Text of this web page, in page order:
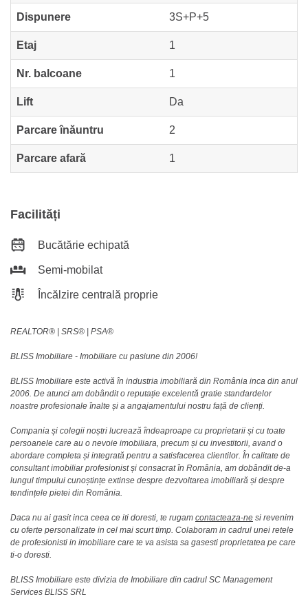
Dispunere 3S+P+5
Etaj 1
Nr. balcoane 1
Lift Da
Parcare înăuntru 2
Parcare afară 1
Facilități
Bucătărie echipată
Semi-mobilat
Încălzire centrală proprie
REALTOR®️ | SRS®️ | PSA®️
BLISS Imobiliare - Imobiliare cu pasiune din 2006!
BLISS Imobiliare este activă în industria imobiliară din România inca din anul
2006. De atunci am dobândit o reputație excelentă gratie standardelor
noastre profesionale înalte și a angajamentului nostru față de clienți.
Compania și colegii noștri lucrează îndeaproape cu proprietarii și cu toate
persoanele care au o nevoie imobiliara, precum și cu investitorii, avand o
abordare completa și integrată pentru a satisfacerea clientilor. În calitate de
consultant imobiliar profesionist și consacrat în România, am dobândit de-a
lungul timpului cunoștințe extinse despre dezvoltarea imobiliară și despre
tendințele pietei din România.
Daca nu ai gasit inca ceea ce iti doresti, te rugam contacteaza-ne si revenim
cu oferte personalizate in cel mai scurt timp. Colaboram in cadrul unei retele
de profesionisti in imobiliare care te va asista sa gasesti proprietatea pe care
ti-o doresti.
BLISS Imobiliare este divizia de Imobiliare din cadrul SC Management
Services BLISS SRL